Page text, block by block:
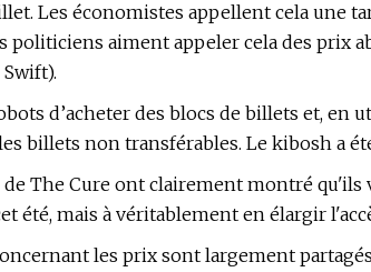
Les économistes appellent cela une
politiciens aiment appeler cela des prix
d’acheter des blocs de billets et,
billets non transférables. Le kibosh a
The Cure ont clairement montré
été, mais à véritablement en élargir
les prix sont largement